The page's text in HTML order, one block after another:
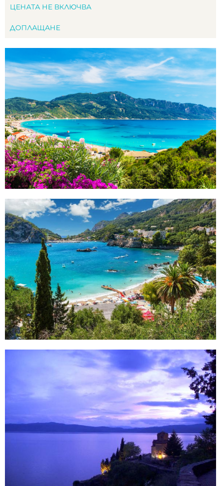
ЦЕНАТА НЕ ВКЛЮЧВА
ДОПЛАЩАНЕ